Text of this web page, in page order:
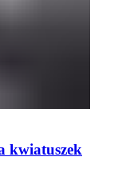
kwiatuszek